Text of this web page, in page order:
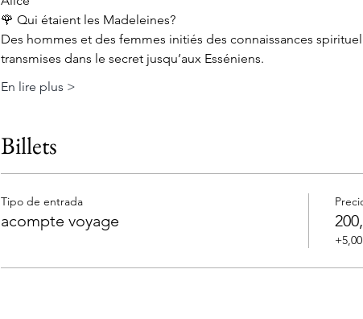
🌹 Qui étaient les Madeleines?
Des hommes et des femmes initiés des connaissances
transmises dans le secret jusqu’aux Esséniens.
En lire plus >
Billets
Tipo de entrada
acompte voyage